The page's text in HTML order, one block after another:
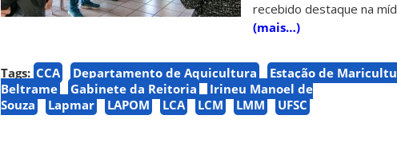
recebido destaque na
(mais…)
Tags: CCA Departamento de Aquicultura
Estação de
Beltrame
Gabinete da Reitoria
Irineu Manoel de
Souza
Lapmar LAPOM LCA LCM LMM UFSC